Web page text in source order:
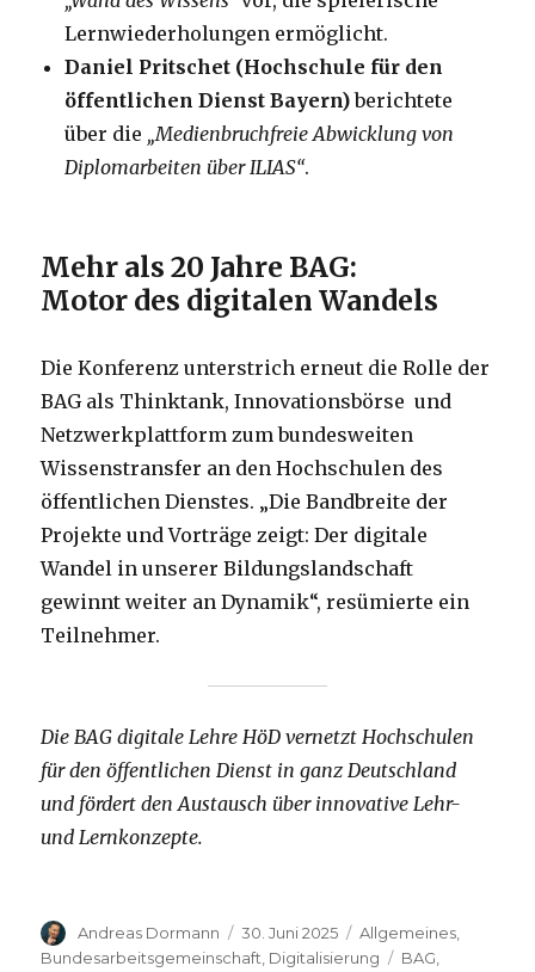
Lernwiederholungen ermöglicht.
Daniel Pritschet (Hochschule für den
öffentlichen Dienst Bayern)berichtete
über die „Medienbruchfreie Abwicklung von
Diplomarbeiten über ILIAS“.
Mehr als 20 Jahre BAG:
Motor des digitalen Wandels
Die Konferenz unterstrich erneut die Rolle der
BAG als Thinktank, Innovationsbörse und
Netzwerkplattform zum bundesweiten
Wissenstransfer an den Hochschulen des
öffentlichen Dienstes. „Die Bandbreite der
Projekte und Vorträge zeigt: Der digitale
Wandel in unserer Bildungslandschaft
gewinnt weiter an Dynamik“, resümierte ein
Teilnehmer.
Die BAG digitale Lehre HöD vernetzt Hochschulen
für den öffentlichen Dienst in ganz Deutschland
und fördert den Austausch über innovative Lehr-
und Lernkonzepte.
Autor
Andreas Dormann
Veröffentlicht
am
30. Juni 2025 Kategorien
Allgemeines,
Bundesarbeitsgemeinschaft, Digitalisierung Schlagwörter
BAG,